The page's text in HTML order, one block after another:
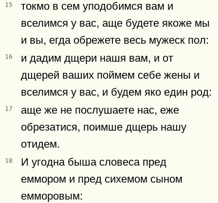
15
токмо в сем уподобимся вам и
вселимся у вас, аще будете якоже мы
и вы, егда обрежете весь мужеск пол:
16
и дадим дщери нашя вам, и от
дщерей ваших поймем себе жены и
вселимся у вас, и будем яко един род:
17
аще же не послушаете нас, еже
обрезатися, поимше дщерь нашу
отидем.
18
И угодна быша словеса пред
еммором и пред сихемом сыном
емморовым: